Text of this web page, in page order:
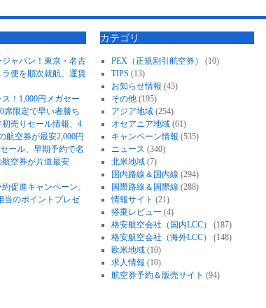
ャパン！東京・名古
便を順次就航、運賃
！1,000円メガセー
席限定で早い者勝ち
初売りセール情報、4
航空券が最安2,000円
ール、早期予約で名
空券が片道最安
促進キャンペーン、
当のポイントプレゼ
カテゴリ
PEX（正規割引航空券）
(10)
TIPS (13)
お知らせ情報 (45)
その他(195)
アジア地域(254)
オセアニア地域(61)
キャンペーン情報 (535)
ニュース (340)
北米地域(7)
国内路線＆国内線 (294)
国際路線＆国際線 (288)
情報サイト (21)
搭乗レビュー (4)
格安航空会社（国内LCC）
(187)
格安航空会社（海外LCC）
(148)
欧米地域(10)
求人情報 (10)
航空券予約＆販売サイト (94)